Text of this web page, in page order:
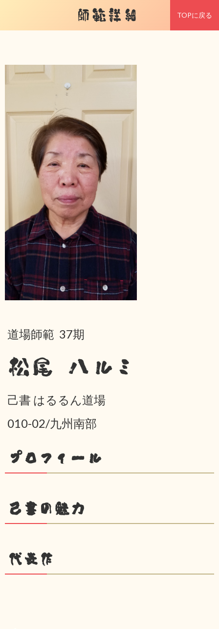
師範詳細 TOPに戻る
道場師範 37期
松尾 ハルミ
己書 はるるん道場
010-02/九州南部
プロフィール
己書の魅力
代表作